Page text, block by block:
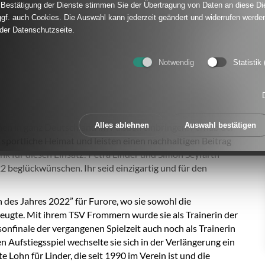
Zimmermann (1. DFB-Vizepräsident Amateurfußball),
Alexandra Popp (Kapitänin der Frauen-
Hannes (TSV Natternberg, Bayern) an.
einzelne Engagement führt uns vor Augen, mit welch
in ganz Deutschland im Fußball einbringen. Fernab der
Heimat und leisten einen nachhaltigen Beitrag
für diesen Einsatz! Petra Linder und Simon Seyfarth
beglückwünschen. Ihr seid einzigartig und für den
Jahres 2022” für Furore, wo sie sowohl die
Mit ihrem TSV Frommern wurde sie als Trainerin der
der vergangenen Spielzeit auch noch als Trainerin
Aufstiegsspiel wechselte sie sich in der Verlängerung ein
Lohn für Linder, die seit 1990 im Verein ist und die
der Dienste stimmen Sie der Übertragung von Daten an diese
auch Cookies. Die Auswahl kann jederzeit geändert und widerrufen
Datenschutzseite.
Notwendig Statistik
Alles ablehnen Auswahl bestätigen